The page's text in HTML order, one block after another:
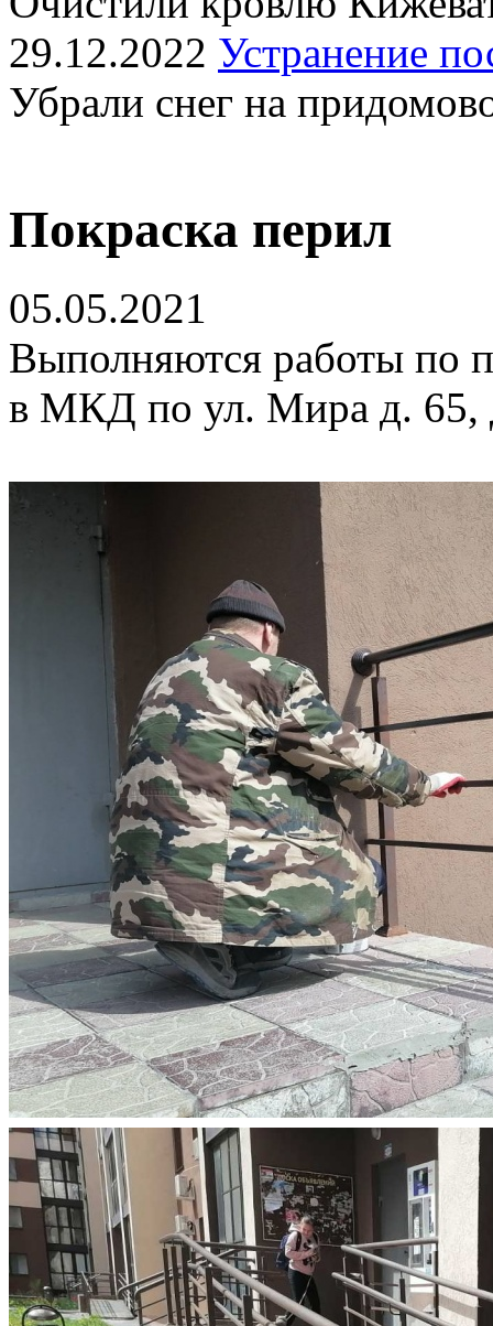
29.12.2022 Устранение
Убрали снег на
Покраска перил
05.05.2021
Выполняются работы по
в МКД по ул. Мира д. 65,